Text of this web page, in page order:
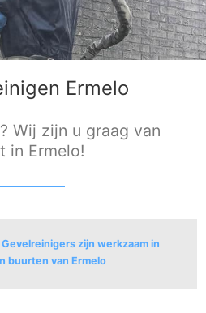
Ermelo
Wij zijn u graag van
in Ermelo!
zijn werkzaam in
buurten van Ermelo